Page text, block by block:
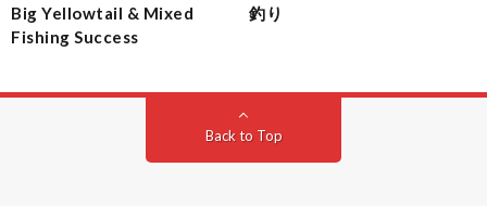
Big Yellowtail & Mixed
Fishing Success
釣り
Back to Top